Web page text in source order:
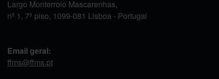
Largo Monterroio Mascarenhas,
nº 1, 7º piso, 1099-081 Lisboa - Portugal
Email geral:
ffms@ffms.pt